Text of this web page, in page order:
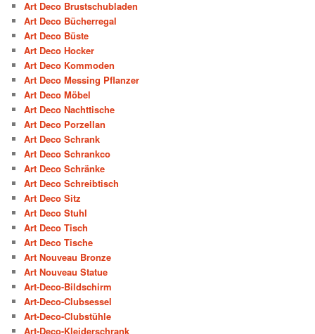
Art Deco Brustschubladen
Art Deco Bücherregal
Art Deco Büste
Art Deco Hocker
Art Deco Kommoden
Art Deco Messing Pflanzer
Art Deco Möbel
Art Deco Nachttische
Art Deco Porzellan
Art Deco Schrank
Art Deco Schrankco
Art Deco Schränke
Art Deco Schreibtisch
Art Deco Sitz
Art Deco Stuhl
Art Deco Tisch
Art Deco Tische
Art Nouveau Bronze
Art Nouveau Statue
Art-Deco-Bildschirm
Art-Deco-Clubsessel
Art-Deco-Clubstühle
Art-Deco-Kleiderschrank